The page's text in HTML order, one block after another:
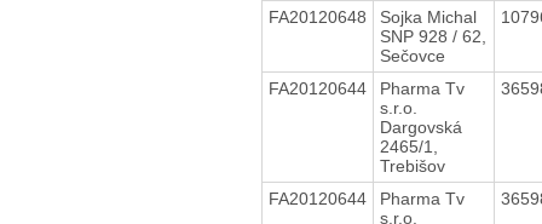
FA20120648
Sojka Michal
SNP 928 / 62,
Sečovce
FA20120644
Pharma Tv
s.r.o.
Dargovská
2465/1,
Trebišov
FA20120644
Pharma Tv
s.r.o.